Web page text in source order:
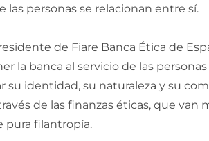
las personas se relacionan entre sí.
de Fiare Banca Ética de
la banca al servicio de las
su identidad, su naturaleza y su
de las finanzas éticas, que van
pura filantropía.